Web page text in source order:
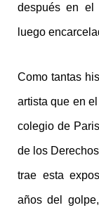
después en el
luego
Como tantas
artista que en
colegio de
de los
trae esta
años del